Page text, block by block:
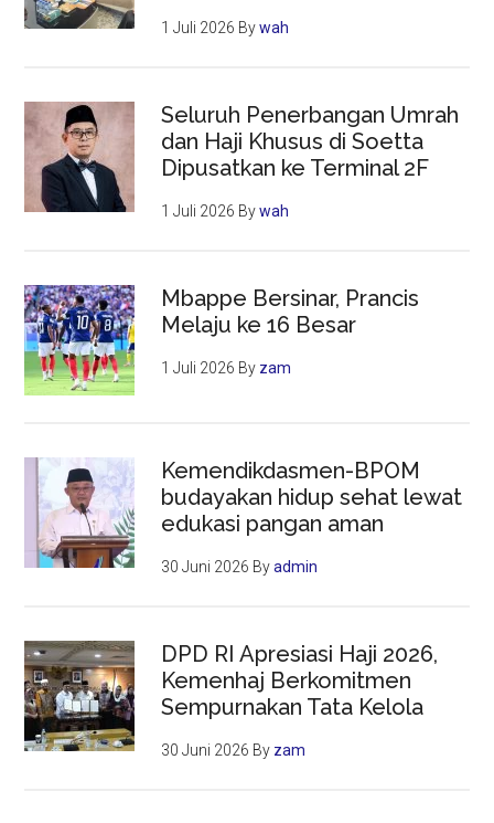
1 Juli 2026 Bywah
Seluruh Penerbangan Umrah
dan Haji Khusus di Soetta
Dipusatkan ke Terminal 2F
1 Juli 2026 Bywah
Mbappe Bersinar, Prancis
Melaju ke 16 Besar
1 Juli 2026 By zam
Kemendikdasmen-BPOM
budayakan hidup sehat lewat
edukasi pangan aman
30 Juni 2026 Byadmin
DPD RI Apresiasi Haji 2026,
Kemenhaj Berkomitmen
Sempurnakan Tata Kelola
30 Juni 2026 By zam